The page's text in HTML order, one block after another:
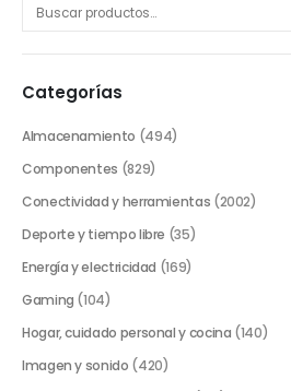
Categorías
Almacenamiento (494)
Componentes (829)
Conectividad y herramientas (2002)
Deporte y tiempo libre (35)
Energía y electricidad (169)
Gaming (104)
Hogar, cuidado personal y cocina (140)
Imagen y sonido (420)